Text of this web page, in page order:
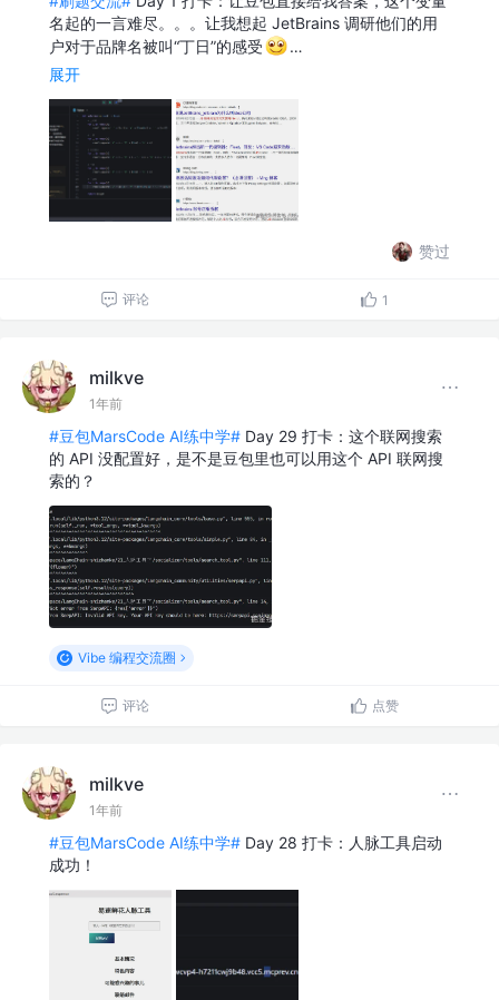
名起的一言难尽。。。让我想起 JetBrains 调研他们的用
户对于品牌名被叫“丁日”的感受
…
展开
赞过
评论 1
milkve
1年前
#豆包MarsCode AI练中学# Day 29 打卡：这个联网搜索
的 API 没配置好，是不是豆包里也可以用这个 API 联网搜
索的？
Vibe 编程交流圈
评论 点赞
milkve
1年前
#豆包MarsCode AI练中学# Day 28 打卡：人脉工具启动
成功！